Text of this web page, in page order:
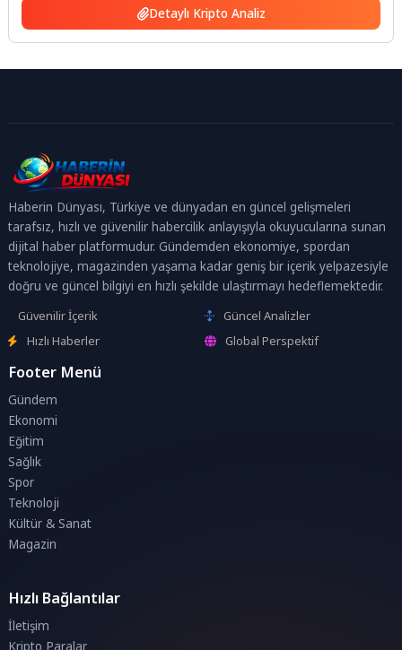
Detaylı Kripto Analiz
Haberin Dünyası, Türkiye ve dünyadan en güncel gelişmeleri
tarafsız, hızlı ve güvenilir habercilik anlayışıyla okuyucularına sunan
dijital haber platformudur. Gündemden ekonomiye, spordan
teknolojiye, magazinden yaşama kadar geniş bir içerik yelpazesiyle
doğru ve güncel bilgiyi en hızlı şekilde ulaştırmayı hedeflemektedir.
Güvenilir İçerik
Güncel Analizler
Hızlı Haberler
Global Perspektif
Footer Menü
Gündem
Ekonomi
Eğitim
Sağlık
Spor
Teknoloji
Kültür & Sanat
Magazin
Hızlı Bağlantılar
İletişim
Kripto Paralar